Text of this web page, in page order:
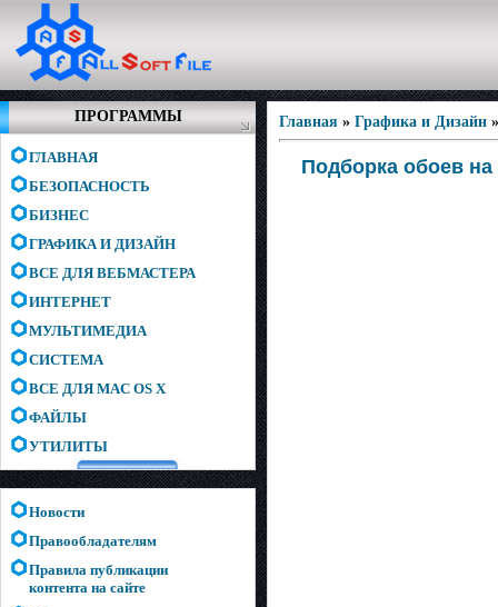
ПРОГРАММЫ
ГЛАВНАЯ
БЕЗОПАСНОСТЬ
БИЗНЕС
ГРАФИКА И ДИЗАЙН
ВСЕ ДЛЯ ВЕБМАСТЕРА
ИНТЕРНЕТ
МУЛЬТИМЕДИА
СИСТЕМА
ВСЕ ДЛЯ MAC OS X
ФАЙЛЫ
УТИЛИТЫ
Новости
Правообладателям
Правила публикации
контента на сайте
Главная » Графика и Дизайн
Подборка обоев